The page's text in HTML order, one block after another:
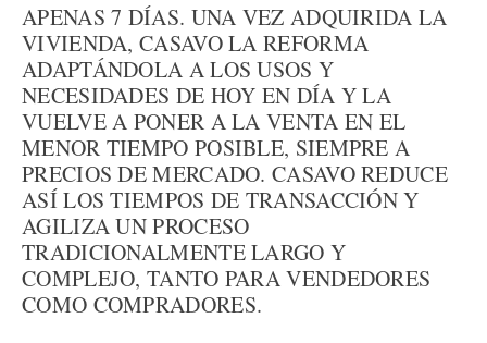
APENAS 7 DÍAS. UNA VEZ ADQUIRIDA LA
VIVIENDA, CASAVO LA REFORMA
ADAPTÁNDOLA A LOS USOS Y
NECESIDADES DE HOY EN DÍA Y LA
VUELVE A PONER A LA VENTA EN EL
MENOR TIEMPO POSIBLE, SIEMPRE A
PRECIOS DE MERCADO. CASAVO REDUCE
ASÍ LOS TIEMPOS DE TRANSACCIÓN Y
AGILIZA UN PROCESO
TRADICIONALMENTE LARGO Y
COMPLEJO, TANTO PARA VENDEDORES
COMO COMPRADORES.